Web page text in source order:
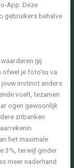
App. Deze
gebruikers behalve
gij
je foto’su va
instinct anders
voelt, tezamen
ogen gewoonlijk
zitbanken
het maximale
3%, terwijl ginder
meer naderhand